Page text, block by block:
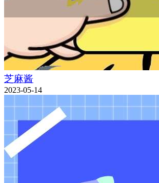
芝麻酱
2023-05-14